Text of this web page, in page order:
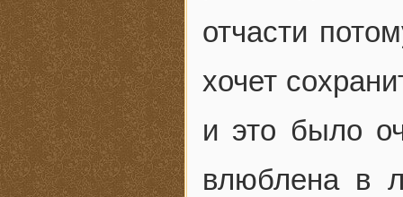
отчасти
хочет
и это было
влюблена в